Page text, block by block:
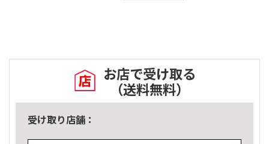
お店で受け取る
（送料無料）
受け取り店舗：